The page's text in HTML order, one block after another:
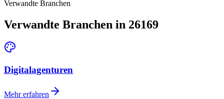
Verwandte Branchen
Verwandte Branchen in 26169
Digitalagenturen
Mehr erfahren